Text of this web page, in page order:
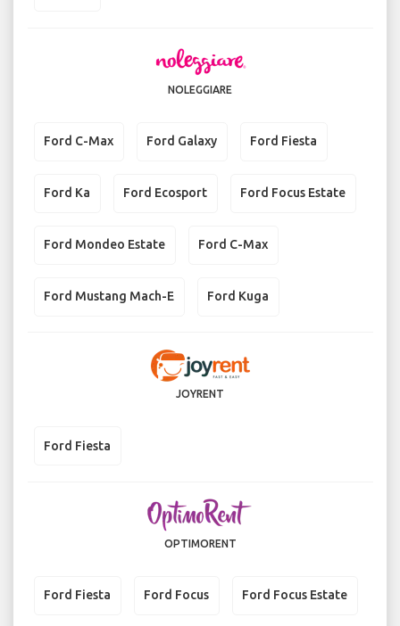
NOLEGGIARE
Ford C-Max Ford Galaxy Ford Fiesta
Ford Ka Ford Ecosport Ford Focus Estate
Ford Mondeo Estate Ford C-Max
Ford Mustang Mach-E Ford Kuga
JOYRENT
Ford Fiesta
OPTIMORENT
Ford Fiesta Ford Focus Ford Focus Estate